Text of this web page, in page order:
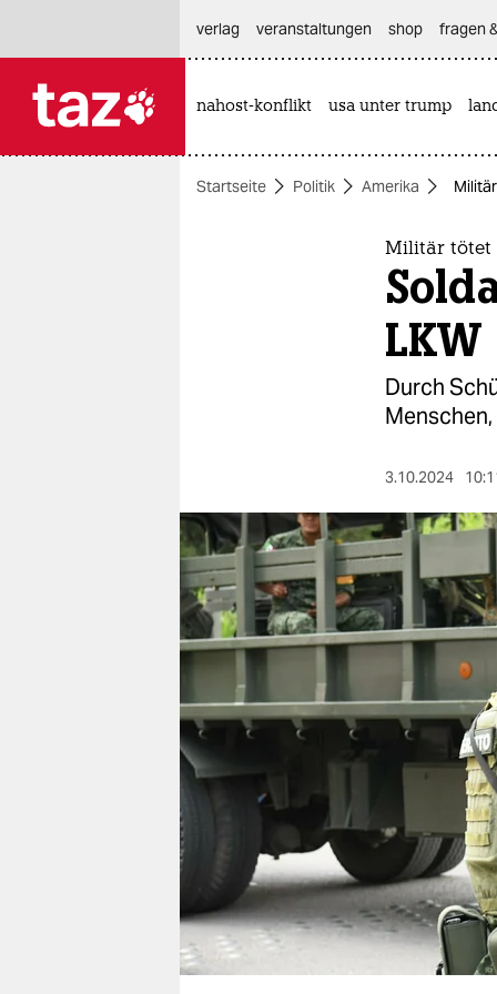
themen
nord
wahrheit
verlag
verlag
veranstaltungen
shop
fragen & hilfe
unterstützen
abo
genossenschaft
verlag
veranstaltungen shop fragen
nahost-konflikt usa unter trump
Startseite Politik Amerika
Militär tötet
LKW
Durch
3.10.2024